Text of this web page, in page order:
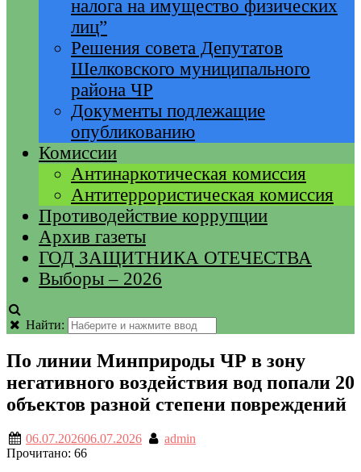
налога на имущество физических
лиц”
Решения совета Депутатов
Шелковского муниципального
района ЧР
Документы подлежащие
опубликованию
Комиссии
Антинаркотическая комиссия
Антитеррористическая комиссия
Противодействие коррупции
Архив газеты
ГОД ЗАЩИТНИКА ОТЕЧЕСТВА
Выборы – 2026
Найти:
По линии Минприроды ЧР в зону
негативного воздействия вод попали 20
объектов разной степени повреждений
06.07.202606.07.2026
admin
Прочитано: 66